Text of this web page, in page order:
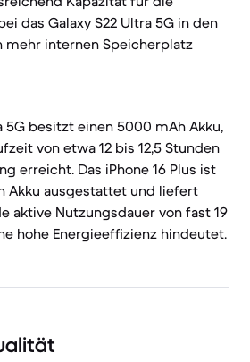
das Galaxy S22 Ultra 5G in den
mehr internen Speicherplatz
5G besitzt einen 5000 mAh Akku,
von etwa 12 bis 12,5 Stunden
erreicht. Das iPhone 16 Plus ist
Akku ausgestattet und liefert
aktive Nutzungsdauer von fast 19
hohe Energieeffizienz hindeutet.